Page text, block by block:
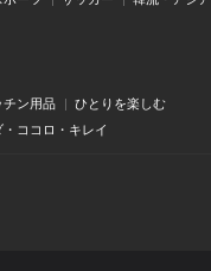
チン用品 ひとりを楽しむ
ココロ・キレイ